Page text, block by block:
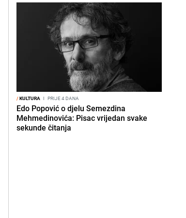
/KULTURA I PRIJE 4 DANA
Edo Popović o djelu Semezdina
Mehmedinovića: Pisac vrijedan svake
sekunde čitanja